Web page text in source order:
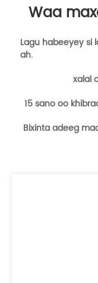
Waa
Lagu habeeyey si
ah.
xalal
15 sano oo
Bixinta adeeg